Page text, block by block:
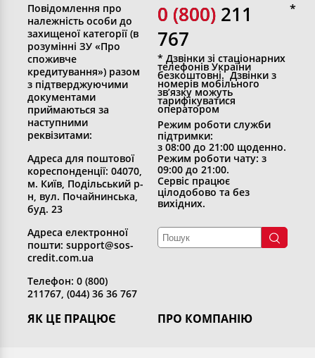
ЯК ЦЕ ПРАЦЮЄ ПРО КОМПАНІЮ
Повідомлення про
належність особи до
захищеної категорії (в
розумінні ЗУ «Про
споживче
кредитування») разом
з підтверджуючими
документами
приймаються за
наступними
реквізитами:
Адреса для поштової
кореспонденції: 04070,
м. Київ, Подільський р-
н, вул. Почайнинська,
буд. 23
Адреса електронної
пошти: support@sos-
credit.com.ua
Телефон: 0 (800)
211767, (044) 36 36 767
0 (800)
0 (800) 211
767
* Дзвінки зі стаціонарних
телефонів України
безкоштовні. Дзвінки з
номерів мобільного
зв’язку можуть
тарифікуватися
оператором
Режим роботи служби
підтримки:
з 08:00 до 21:00 щоденно.
Режим роботи чату: з
09:00 до 21:00.
Сервіс працює
цілодобово та без
вихідних.